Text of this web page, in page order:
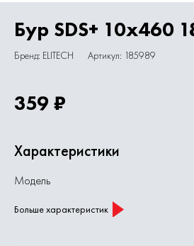
Бур SDS+ 10х460
Бренд: ELITECH Артикул: 185989
359 ₽
Характеристики
Модель
Больше характеристик